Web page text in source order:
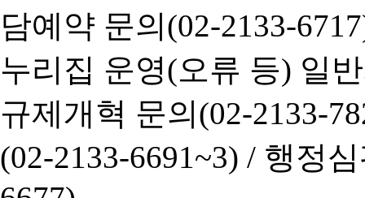
담예약 문의(02-2133-
누리집 운영(오류 등) 일
규제개혁 문의(02-2133-
(02-2133-6691~3) / 행정심